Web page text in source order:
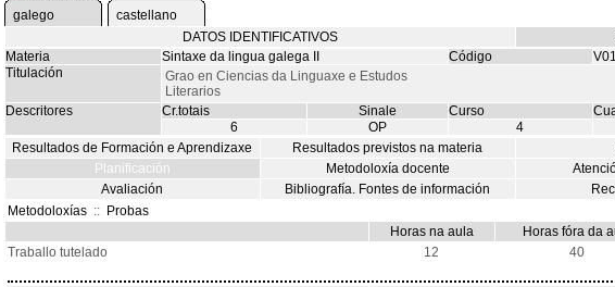
galego
castellano
DATOS IDENTIFICATIVOS
Materia
Sintaxe da lingua galega II Código
Titulación
Grao en Ciencias da Linguaxe e Estudos
Literarios
Descritores
Cr.totais Sinale Curso
6
OP 4
Resultados de Formación e Aprendizaxe
Resultados previstos na materia
Planificación
Metodoloxía docente
Avaliación
Bibliografía. Fontes de información
Metodoloxías:: Probas
Horas na aula
Horas fóra da
Traballo tutelado
12 40